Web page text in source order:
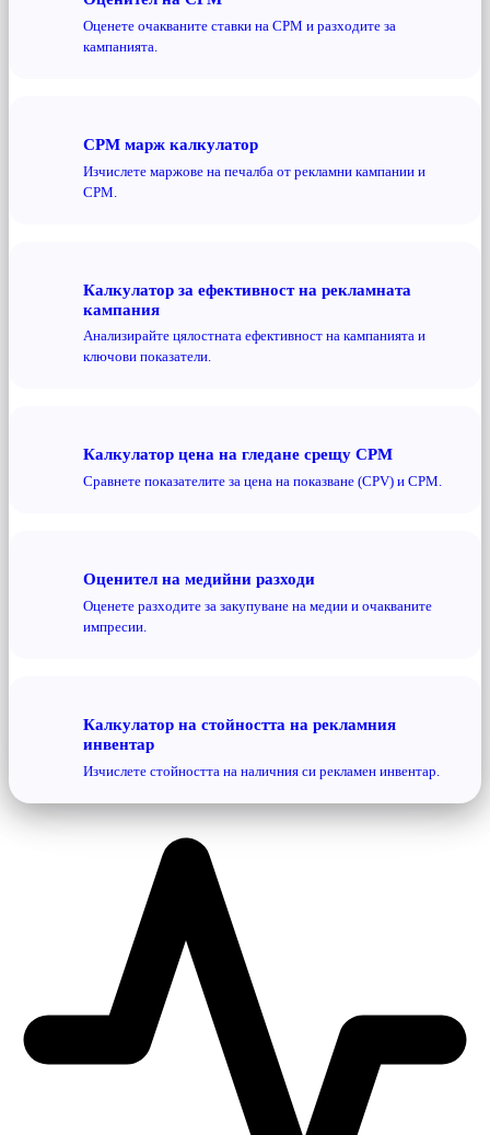
Оценете очакваните ставки на CPM и разходите за
кампанията.
CPM марж калкулатор
Изчислете маржове на печалба от рекламни кампании и
CPM.
Калкулатор за ефективност на рекламната
кампания
Анализирайте цялостната ефективност на кампанията и
ключови показатели.
Калкулатор цена на гледане срещу CPM
Сравнете показателите за цена на показване (CPV) и CPM.
Оценител на медийни разходи
Оценете разходите за закупуване на медии и очакваните
импресии.
Калкулатор на стойността на рекламния
инвентар
Изчислете стойността на наличния си рекламен инвентар.